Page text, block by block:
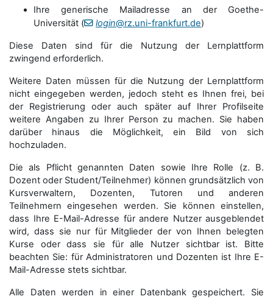
Ihre generische Mailadresse an der Goethe-
Universität (
login@rz.uni-frankfurt.de)
Diese Daten sind für die Nutzung der Lernplattform
zwingend erforderlich.
Weitere Daten müssen für die Nutzung der Lernplattform
nicht eingegeben werden, jedoch steht es Ihnen frei, bei
der Registrierung oder auch später auf Ihrer Profilseite
weitere Angaben zu Ihrer Person zu machen. Sie haben
darüber hinaus die Möglichkeit, ein Bild von sich
hochzuladen.
Die als Pflicht genannten Daten sowie Ihre Rolle (z. B.
Dozent oder Student/Teilnehmer) können grundsätzlich von
Kursverwaltern, Dozenten, Tutoren und anderen
Teilnehmern eingesehen werden. Sie können einstellen,
dass Ihre E-Mail-Adresse für andere Nutzer ausgeblendet
wird, dass sie nur für Mitglieder der von Ihnen belegten
Kurse oder dass sie für alle Nutzer sichtbar ist. Bitte
beachten Sie: für Administratoren und Dozenten ist Ihre E-
Mail-Adresse stets sichtbar.
Alle Daten werden in einer Datenbank gespeichert. Sie